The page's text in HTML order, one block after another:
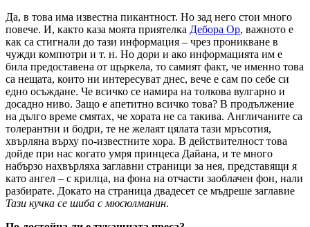
Да, в това има известна пикантност. Но зад него стои много
повече. И, както каза моята приятелка Дебора Ор, важното е
как са стигнали до тази информация – чрез проникване в
чужди компютри и т. н. Но дори и ако информацията им е
била предоставена от щъркела, то самият факт, че именно това
са нещата, които ни интересуват днес, вече е сам по себе си
едно осъждане. Че всичко се намира на толкова вулгарно и
досадно ниво. Защо е апетитно всичко това? В продължение
на дълго време смятах, че хората не са такива. Англичаните са
толерантни и бодри, те не желаят цялата тази мръсотия,
хвърляна върху по-известните хора. В действителност това
дойде при нас когато умря принцеса Дайана, и те много
набързо нахвърляха заглавни страници за нея, представящи я
като ангел – с крилца, на фона на отчасти заоблачен фон, нали
разбирате. Докато на страница двадесет се мъдреше заглавие
Тази кучка се шиба с мюсюлманин.